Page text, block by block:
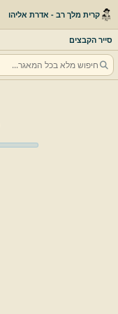
קרית מלך רב - אדרת אליהו
סייר הקבצים